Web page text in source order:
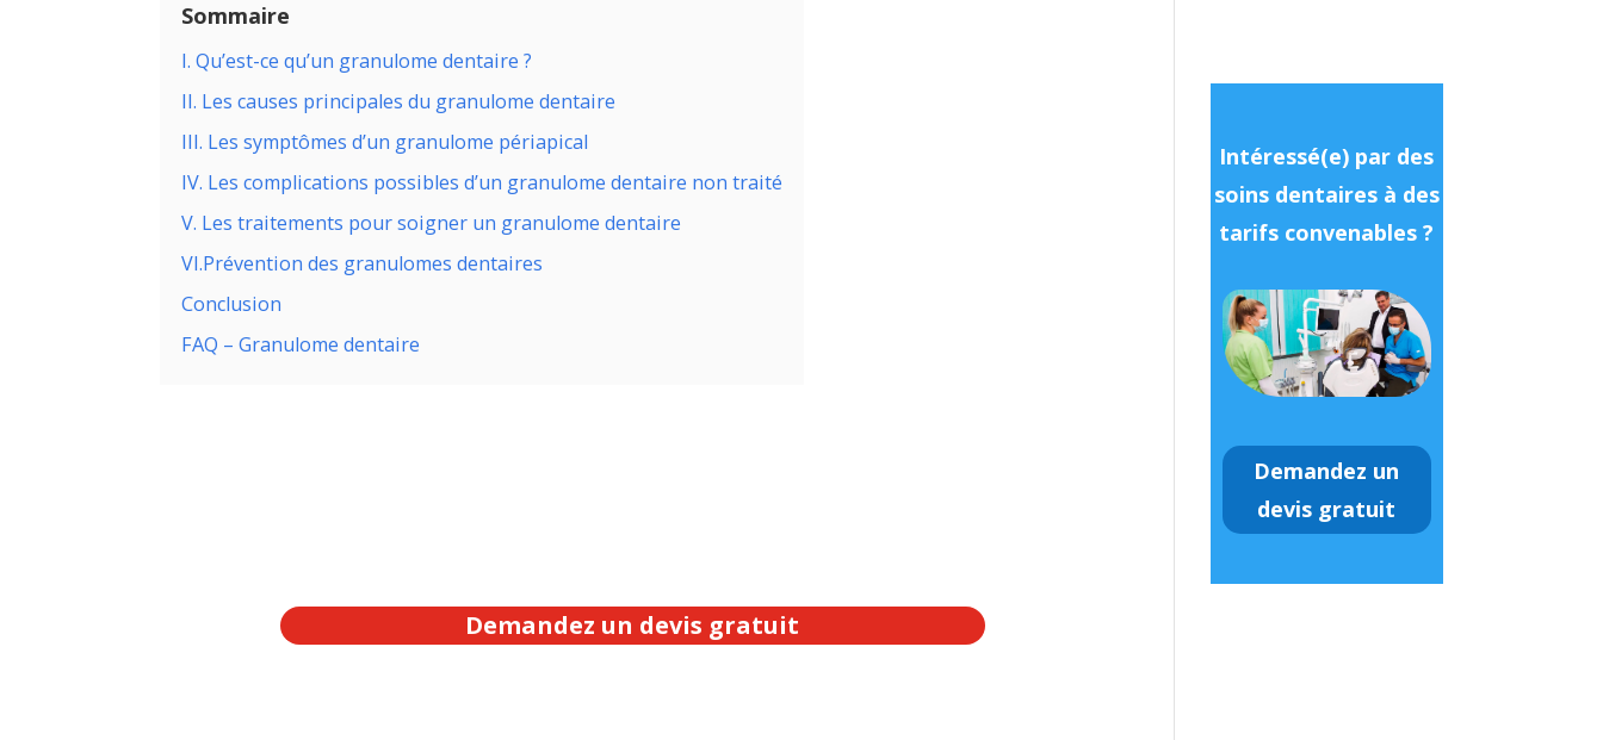
Sommaire
I. Qu’est-ce qu’un granulome dentaire ?
II. Les causes principales du granulome dentaire
III. Les symptômes d’un granulome périapical
IV. Les complications possibles d’un granulome dentaire non traité
V. Les traitements pour soigner un granulome dentaire
VI.Prévention des granulomes dentaires
Conclusion
FAQ – Granulome dentaire
Demandez un devis gratuit
Intéressé(e) par des
soins dentaires à des
tarifs convenables ?
Demandez un
devis gratuit